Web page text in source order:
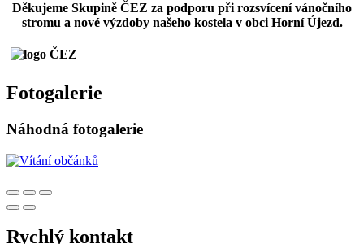
Děkujeme Skupině ČEZ za podporu při rozsvícení vánočního
stromu a nové výzdoby našeho kostela v obci Horní Újezd.
Fotogalerie
Náhodná fotogalerie
Rychlý kontakt